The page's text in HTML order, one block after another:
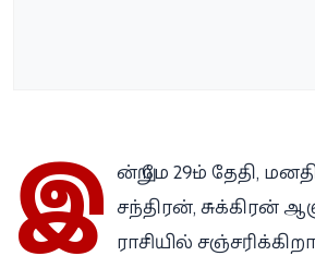
இ ன்று மே 29-ம் தேதி,
சந்திரன், சுக்கிரன்
ராசியில்